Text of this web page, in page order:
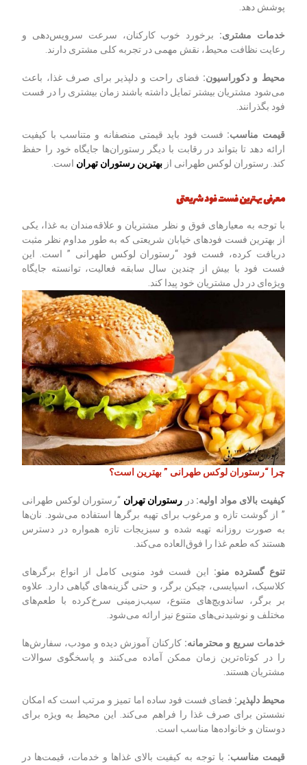
پوشش دهد.
خدمات مشتری: برخورد خوب کارکنان، سرعت سرویس‌دهی و
رعایت نظافت محیط، نقش مهمی در تجربه کلی مشتری دارند.
محیط و دکوراسیون: فضای راحت و دلپذیر برای صرف غذا، باعث
می‌شود مشتریان بیشتر تمایل داشته باشند زمان بیشتری را در فست
فود بگذرانند.
قیمت مناسب: فست فود باید قیمتی منصفانه و متناسب با کیفیت
ارائه دهد تا بتواند در رقابت با دیگر رستوران‌ها جایگاه خود را حفظ
کند. رستوران لوکس طهرانی ازبهترین رستوران تهران است.
معرفی بهترین فست فود شریعتی
با توجه به معیارهای فوق و نظر مشتریان و علاقه‌مندان به غذا، یکی
از بهترین فست فودهای خیابان شریعتی که به طور مداوم نظر مثبت
دریافت کرده، فست فود “رستوران لوکس طهرانی ” است. این
فست فود با بیش از چندین سال سابقه فعالیت، توانسته جایگاه
ویژه‌ای در دل مشتریان خود پیدا کند.
چرا “رستوران لوکس طهرانی ” بهترین است؟
کیفیت بالای مواد اولیه: در رستوران تهران “رستوران لوکس طهرانی
” از گوشت تازه و مرغوب برای تهیه برگرها استفاده می‌شود. نان‌ها
به صورت روزانه تهیه شده و سبزیجات تازه همواره در دسترس
هستند که طعم غذا را فوق‌العاده می‌کند.
تنوع گسترده منو: این فست فود منویی کامل از انواع برگرهای
کلاسیک، اسپایسی، چیکن برگر، و حتی گزینه‌های گیاهی دارد. علاوه
بر برگر، ساندویچ‌های متنوع، سیب‌زمینی سرخ‌کرده با طعم‌های
مختلف و نوشیدنی‌های متنوع نیز ارائه می‌شود.
خدمات سریع و محترمانه: کارکنان آموزش دیده و مودب، سفارش‌ها
را در کوتاه‌ترین زمان ممکن آماده می‌کنند و پاسخگوی سوالات
مشتریان هستند.
محیط دلپذیر : فضای فست فود ساده اما تمیز و مرتب است که امکان
نشستن برای صرف غذا را فراهم می‌کند. این محیط به ویژه برای
دوستان و خانواده‌ها مناسب است.
قیمت مناسب: با توجه به کیفیت بالای غذاها و خدمات، قیمت‌ها در